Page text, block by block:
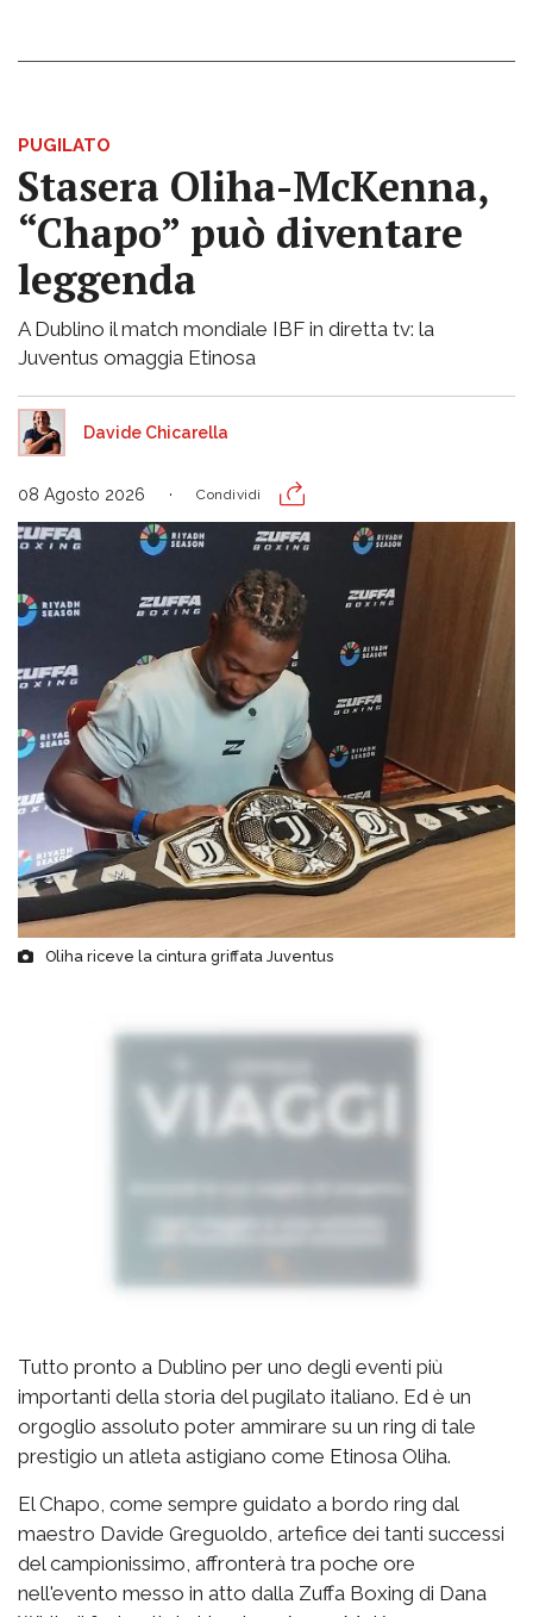
PUGILATO
Stasera Oliha-McKenna,
“Chapo” può diventare
leggenda
A Dublino il match mondiale IBF in diretta tv: la
Juventus omaggia Etinosa
Davide Chicarella
08 Agosto 2026 Condividi
Oliha riceve la cintura griffata Juventus
Tutto pronto a Dublino per uno degli eventi più
importanti della storia del pugilato italiano. Ed è un
orgoglio assoluto poter ammirare su un ring di tale
prestigio un atleta astigiano come Etinosa Oliha.
El Chapo, come sempre guidato a bordo ring dal
maestro Davide Greguoldo, artefice dei tanti successi
del campionissimo, affronterà tra poche ore
nell'evento messo in atto dalla Zuffa Boxing di Dana